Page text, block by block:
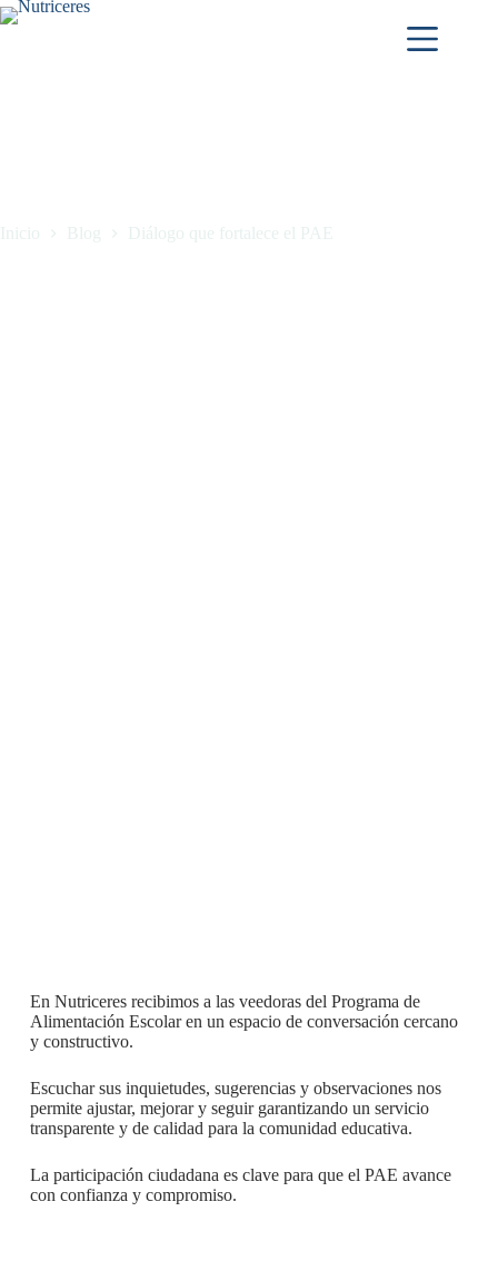
Inicio Blog
Diálogo que fortalece el PAE
En Nutriceres recibimos a las veedoras del Programa de
Alimentación Escolar en un espacio de conversación cercano
y constructivo.
Escuchar sus inquietudes, sugerencias y observaciones nos
permite ajustar, mejorar y seguir garantizando un servicio
transparente y de calidad para la comunidad educativa.
La participación ciudadana es clave para que el PAE avance
con confianza y compromiso.